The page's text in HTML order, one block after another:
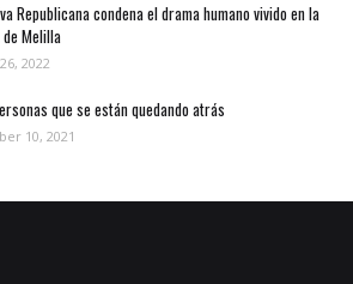
Republicana condena el drama humano vivido en la
Melilla
2022
que se están quedando atrás
10, 2021